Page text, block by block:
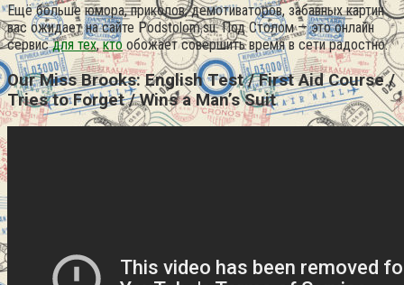
Ещё больше юмора, приколов, демотиваторов, забавных картин
вас ожидает на сайте Podstolom.su. Под Столом — это онлайн
сервисдля тех,кто обожает совершить время в сети радостно.
Our Miss Brooks: English Test / First Aid Course /
Tries to Forget / Wins a Man’s Suit